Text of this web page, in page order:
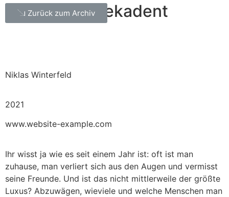
zusammen dekadent
Niklas Winterfeld
2021
www.website-example.com
Ihr wisst ja wie es seit einem Jahr ist: oft ist man
zuhause, man verliert sich aus den Augen und vermisst
seine Freunde. Und ist das nicht mittlerweile der größte
Luxus? Abzuwägen, wieviele und welche Menschen man
Zurück zum Archiv